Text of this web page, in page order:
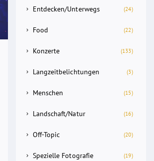
Entdecken/Unterwegs (24)
Food (22)
Konzerte (133)
Langzeitbelichtungen (3)
Menschen (15)
Landschaft/Natur (16)
Off-Topic (20)
Spezielle Fotografie (19)